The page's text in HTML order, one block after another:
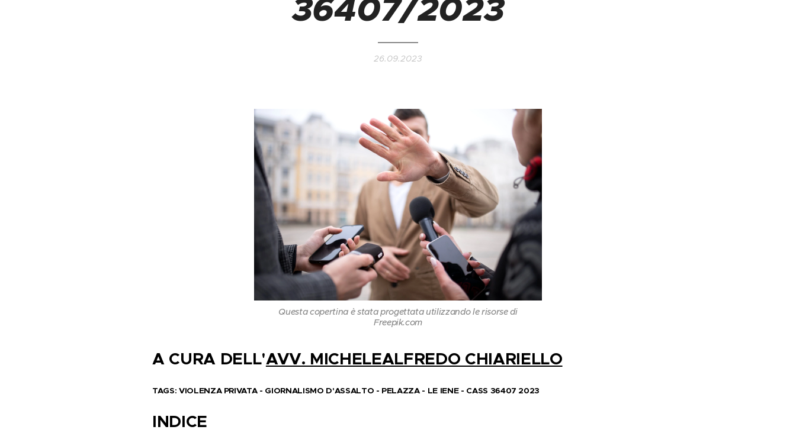
36407/2023
26.09.2023
Questa copertina è stata progettata utilizzando le risorse di
Freepik.com
A CURA DELL'AVV. MICHELEALFREDO CHIARIELLO
TAGS: VIOLENZA PRIVATA - GIORNALISMO D'ASSALTO - PELAZZA - LE IENE - CASS 36407 2023
INDICE